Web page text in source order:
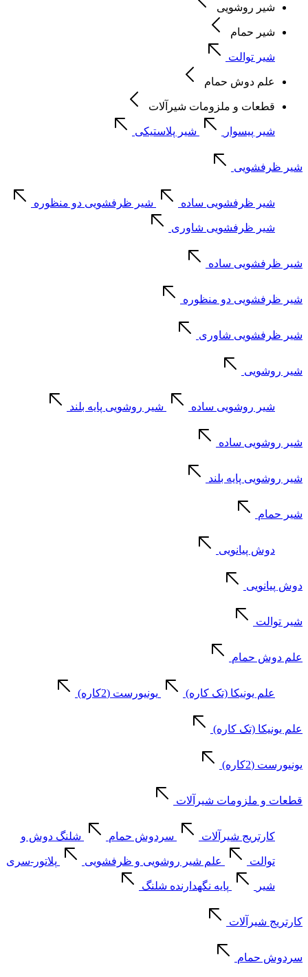
شیر روشویی
شیر حمام
شیر توالت
علم دوش حمام
قطعات و ملزومات شیرآلات
شیر پیسوار شیر پلاستیکی
شیر ظرفشویی
شیر ظرفشویی ساده شیر ظرفشویی دو منظوره
شیر ظرفشویی شاوری
شیر ظرفشویی ساده
شیر ظرفشویی دو منظوره
شیر ظرفشویی شاوری
شیر روشویی
شیر روشویی ساده شیر روشویی پایه بلند
شیر روشویی ساده
شیر روشویی پایه بلند
شیر حمام
دوش پیانویی
دوش پیانویی
شیر توالت
علم دوش حمام
علم یونیکا (تک کاره) یونیورست (2کاره)
علم یونیکا (تک کاره)
یونیورست (2کاره)
قطعات و ملزومات شیرآلات
کارتریج شیرآلات سردوش حمام شلنگ دوش و
توالت علم شیر روشویی و ظرفشویی پلاتور-سری
شیر پایه نگهدارنده شلنگ
کارتریج شیرآلات
سردوش حمام